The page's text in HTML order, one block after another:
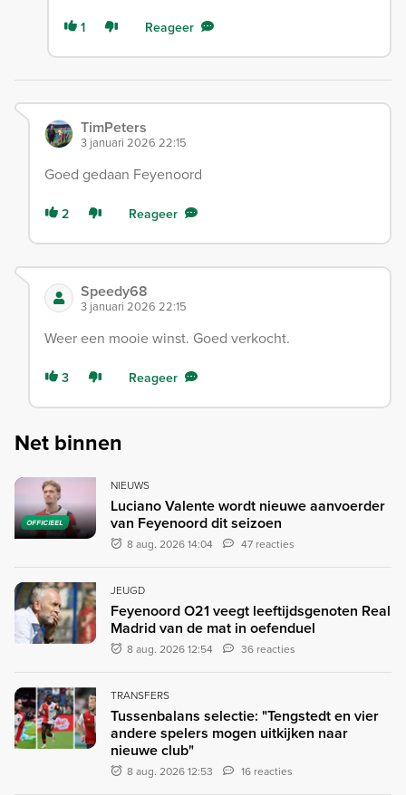
1 Reageer
TimPeters
3 januari 2026 22:15
Goed gedaan Feyenoord
2 Reageer
Speedy68
3 januari 2026 22:15
Weer een mooie winst. Goed verkocht.
3 Reageer
Net binnen
OFFICIEEL
NIEUWS
Luciano Valente wordt nieuwe aanvoerder
van Feyenoord dit seizoen
8 aug. 2026 14:04 47 reacties
JEUGD
Feyenoord O21 veegt leeftijdsgenoten Real
Madrid van de mat in oefenduel
8 aug. 2026 12:54 36 reacties
TRANSFERS
Tussenbalans selectie: "Tengstedt en vier
andere spelers mogen uitkijken naar
nieuwe club"
8 aug. 2026 12:53 16 reacties